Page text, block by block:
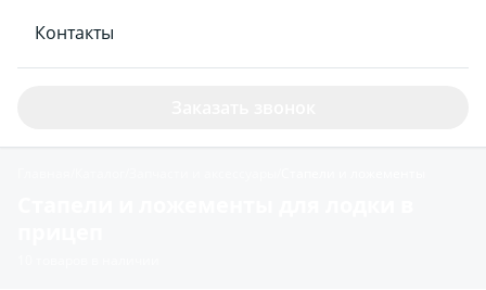
Контакты